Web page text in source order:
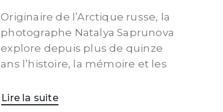
Originaire de l’Arctique russe, la
photographe Natalya Saprunova
explore depuis plus de quinze
ans l’histoire, la mémoire et les
Lire la suite